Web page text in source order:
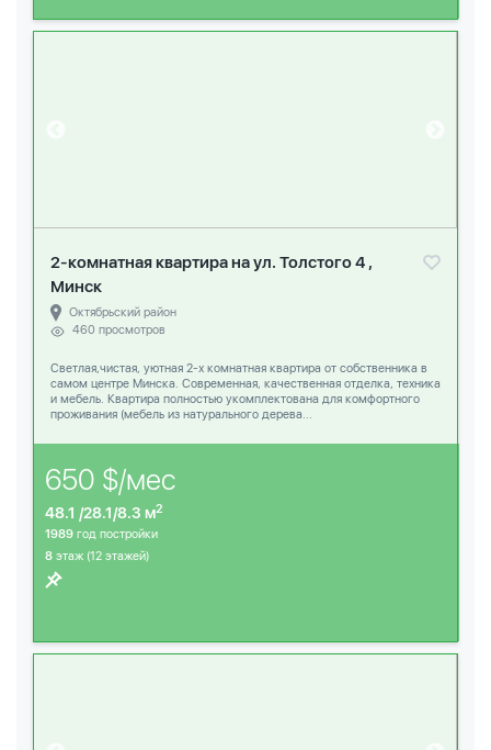
2-комнатная квартира на ул. Толстого 4 ,
Минск
Октябрьский район
460 просмотров
Светлая,чистая, уютная 2-х комнатная квартира от собственника в
самом центре Минска. Современная, качественная отделка, техника
и мебель. Квартира полностью укомплектована для комфортного
проживания (мебель из натурального дерева...
650 $/мес
48.1 /28.1/8.3 м2
1989 год постройки
8 этаж (12 этажей)